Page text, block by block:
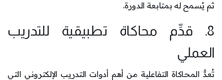
ثم يُسمح له بمتابعة الدورة.
8. قدِّم محاكاة تطبيقية للتدريب
العملي
تُعدُّ المحاكاة التفاعلية من أهم أدوات التدريب الإلكتروني التي